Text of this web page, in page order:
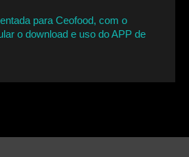
para Ceofood, com o
o download e uso do APP de